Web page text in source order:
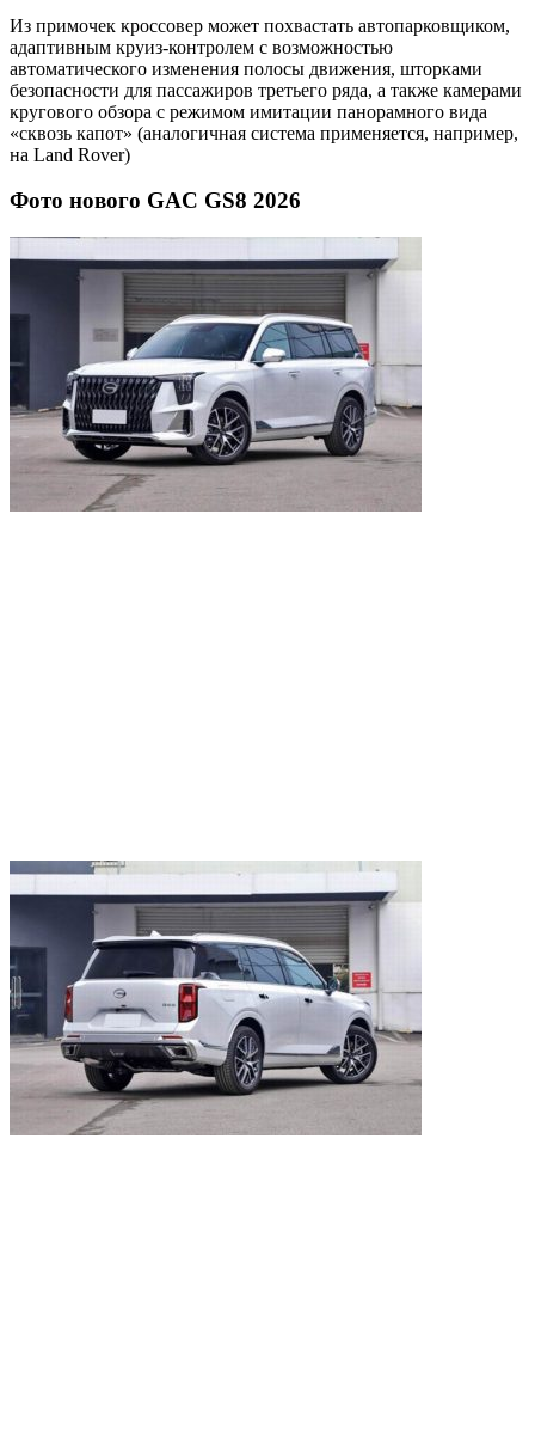
Из примочек кроссовер может похвастать автопарковщиком,
адаптивным круиз-контролем с возможностью
автоматического изменения полосы движения, шторками
безопасности для пассажиров третьего ряда, а также камерами
кругового обзора с режимом имитации панорамного вида
«сквозь капот» (аналогичная система применяется, например,
на Land Rover)
Фото нового GAC GS8 2026